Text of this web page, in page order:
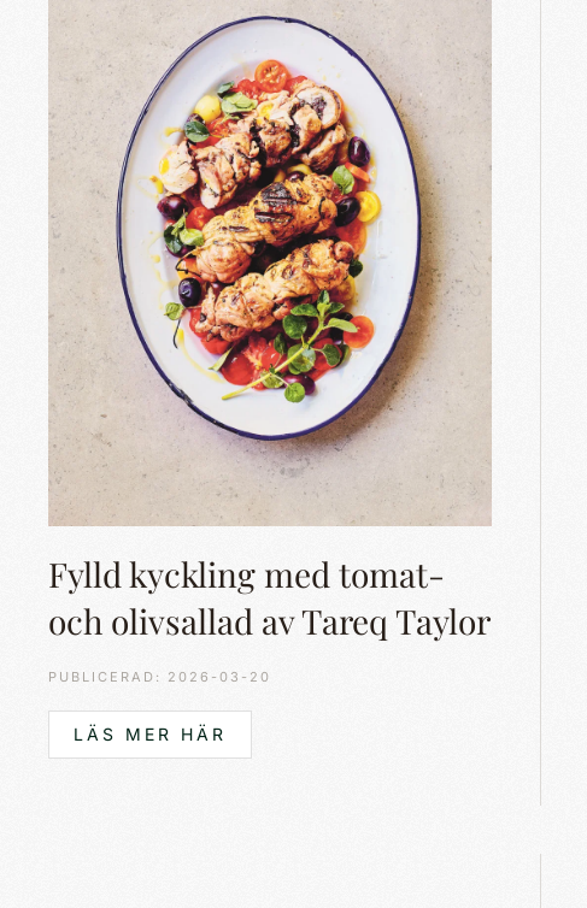
Fylld kyckling med tomat-
och olivsallad av Tareq Taylor
PUBLICERAD: 2026-03-20
LÄS MER HÄR